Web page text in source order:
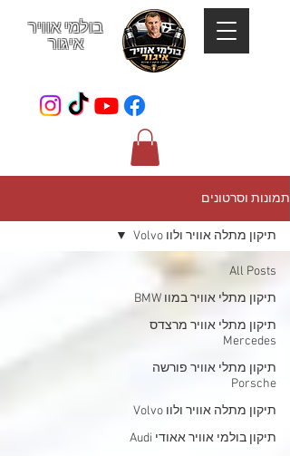
בולמי אוויר
איגור
תמונות וסרטונים
All Posts
תיקון מתלי אוויר במוו BMW
תיקון מתלי אוויר מרצדס
Mercedes
תיקון מתלי אוויר פורשה
Porsche
תיקון מתלה אוויר ולוו Volvo
תיקון בולמי אוויר אאודי Audi
תיקון מתלה אוויר ולוו Volvo